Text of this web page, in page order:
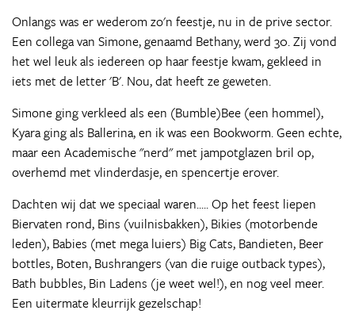
Onlangs was er wederom zo'n feestje, nu in de prive sector.
Een collega van Simone, genaamd Bethany, werd 30. Zij vond
het wel leuk als iedereen op haar feestje kwam, gekleed in
iets met de letter 'B'. Nou, dat heeft ze geweten.
Simone ging verkleed als een (Bumble)Bee (een hommel),
Kyara ging als Ballerina, en ik was een Bookworm. Geen echte,
maar een Academische "nerd" met jampotglazen bril op,
overhemd met vlinderdasje, en spencertje erover.
Dachten wij dat we speciaal waren..... Op het feest liepen
Biervaten rond, Bins (vuilnisbakken), Bikies (motorbende
leden), Babies (met mega luiers) Big Cats, Bandieten, Beer
bottles, Boten, Bushrangers (van die ruige outback types),
Bath bubbles, Bin Ladens (je weet wel!), en nog veel meer.
Een uitermate kleurrijk gezelschap!